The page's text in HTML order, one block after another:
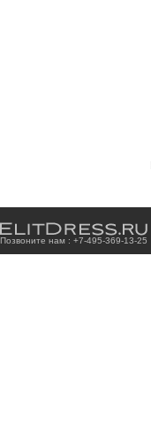
Позвоните нам : +7-495-369-13-25